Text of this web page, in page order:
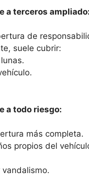
a terceros ampliado:
de
suele cubrir:
a todo riesgo:
más completa.
propios del
vandalismo.